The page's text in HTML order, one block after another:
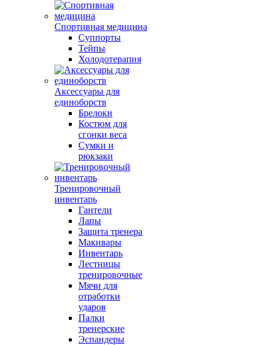
Спортивная медицина
Суппорты
Тейпы
Холодотерапия
Аксессуары для
единоборств
Брелоки
Костюм для
сгонки веса
Сумки и
рюкзаки
Тренировочный
инвентарь
Гантели
Лапы
Защита тренера
Макивары
Инвентарь
Лестницы
тренировочные
Мячи для
отработки
ударов
Палки
тренерские
Эспандеры